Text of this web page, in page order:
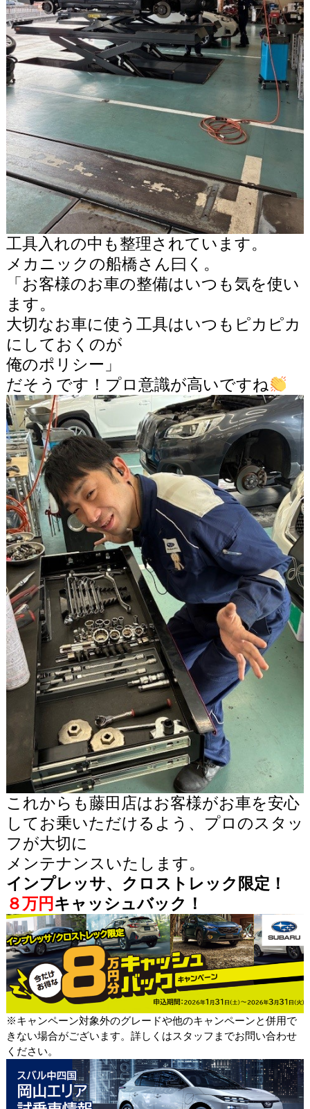
工具入れの中も整理されています。
メカニックの船橋さん曰く。
「お客様のお車の整備はいつも気を使い
ます。
大切なお車に使う工具はいつもピカピカ
にしておくのが
俺のポリシー」
だそうです！プロ意識が高いですね
これからも藤田店はお客様がお車を安心
して お乗いただけるよう、プロのスタッ
フが大切に
メンテナンスいたします。
インプレッサ、クロストレック限定！
８万円 キャッシュバック！
※キャンペーン対象外のグレードや他のキャンペーンと併用で
きない場合がございます。詳しくはスタッフまでお問い合わせ
ください。